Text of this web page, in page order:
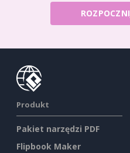
Produkt
Pakiet narzędzi PDF
Flipbook Maker